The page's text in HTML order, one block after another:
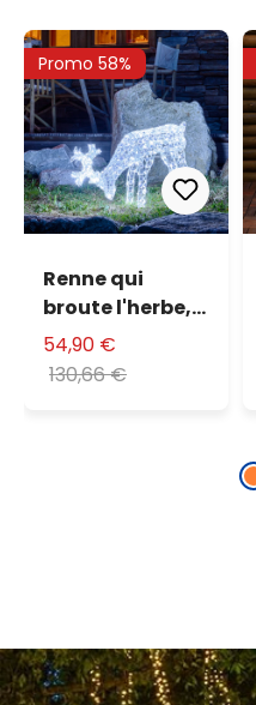
Promo 58%
Renne qui
broute l'herbe,
h. 50 cm, LED
blanc froid
54,90 €
130,66 €